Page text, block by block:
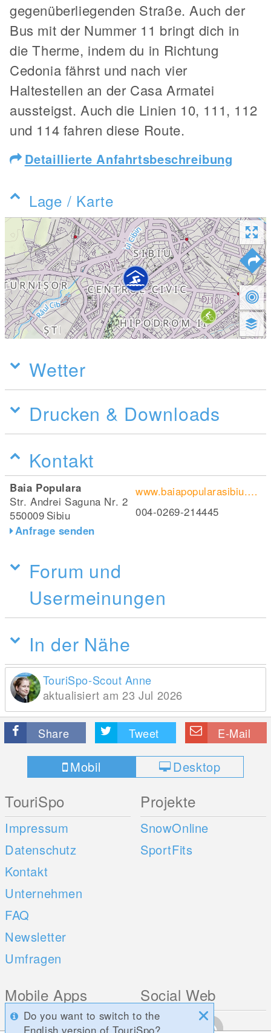
gegenüberliegenden Straße. Auch der
Bus mit der Nummer 11 bringt dich in
die Therme, indem du in Richtung
Cedonia fährst und nach vier
Haltestellen an der Casa Armatei
aussteigst. Auch die Linien 10, 111, 112
und 114 fahren diese Route.
Detaillierte Anfahrtsbeschreibung
Lage / Karte
Wetter
Drucken & Downloads
Kontakt
Baia Populara
Str. Andrei Saguna Nr. 2
550009 Sibiu
Anfrage senden
www.baiapopularasibiu.ro/de
004-0269-214445
Forum und
Usermeinungen
In der Nähe
TouriSpo-Scout Anne
aktualisiert am 23 Jul 2026
Share Tweet E-Mail
Mobil Desktop
TouriSpo
Impressum
Datenschutz
Kontakt
Unternehmen
FAQ
Newsletter
Umfragen
Projekte
SnowOnline
SportFits
Mobile Apps
iOS
Social Web
Do you want to switch to the
English version of TouriSpo?